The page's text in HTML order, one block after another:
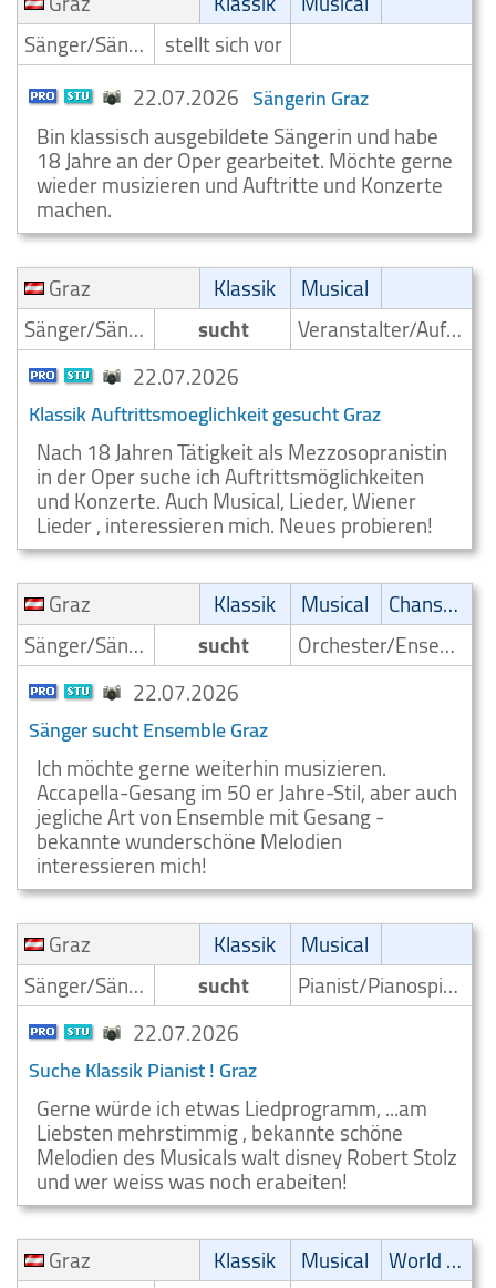
Sänger/Sängerin stellt sich vor
22.07.2026 Sängerin Graz
Bin klassisch ausgebildete Sängerin und habe
18 Jahre an der Oper gearbeitet. Möchte gerne
wieder musizieren und Auftritte und Konzerte
machen.
Graz
Klassik
Musical
Sänger/Sängerin
sucht
Veranstalter/Auftrittsmoeglichkeit
22.07.2026
Klassik Auftrittsmoeglichkeit gesucht Graz
Nach 18 Jahren Tätigkeit als Mezzosopranistin
in der Oper suche ich Auftrittsmöglichkeiten
und Konzerte. Auch Musical, Lieder, Wiener
Lieder , interessieren mich. Neues probieren!
Graz
Klassik Musical
Chanson
Sänger/Sängerin
sucht
Orchester/Ensemble
22.07.2026
Sänger sucht Ensemble Graz
Ich möchte gerne weiterhin musizieren.
Accapella-Gesang im 50 er Jahre-Stil, aber auch
jegliche Art von Ensemble mit Gesang -
bekannte wunderschöne Melodien
interessieren mich!
Graz
Klassik
Musical
Sänger/Sängerin
sucht
Pianist/Pianospieler
22.07.2026
Suche Klassik Pianist ! Graz
Gerne würde ich etwas Liedprogramm, ...am
Liebsten mehrstimmig , bekannte schöne
Melodien des Musicals walt disney Robert Stolz
und wer weiss was noch erabeiten!
Graz
Klassik Musical
World Music